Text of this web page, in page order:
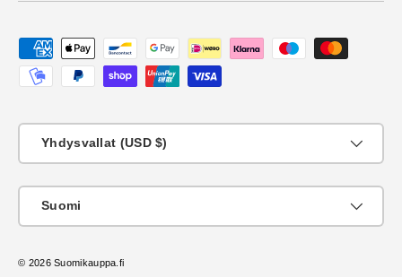
Maksutavat
Yhdysvallat (USD $)
Suomi
© 2026Suomikauppa.fi